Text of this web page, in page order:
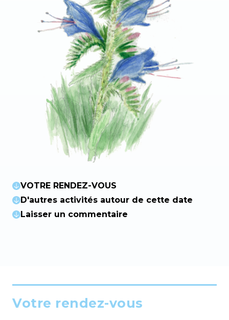
VOTRE RENDEZ-VOUS
D'autres activités autour de cette date
Laisser un commentaire
Votre rendez-vous